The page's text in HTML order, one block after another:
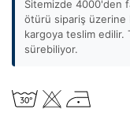
Sitemizde 4000'den
ötürü sipariş üzerine
kargoya teslim edilir.
sürebiliyor.